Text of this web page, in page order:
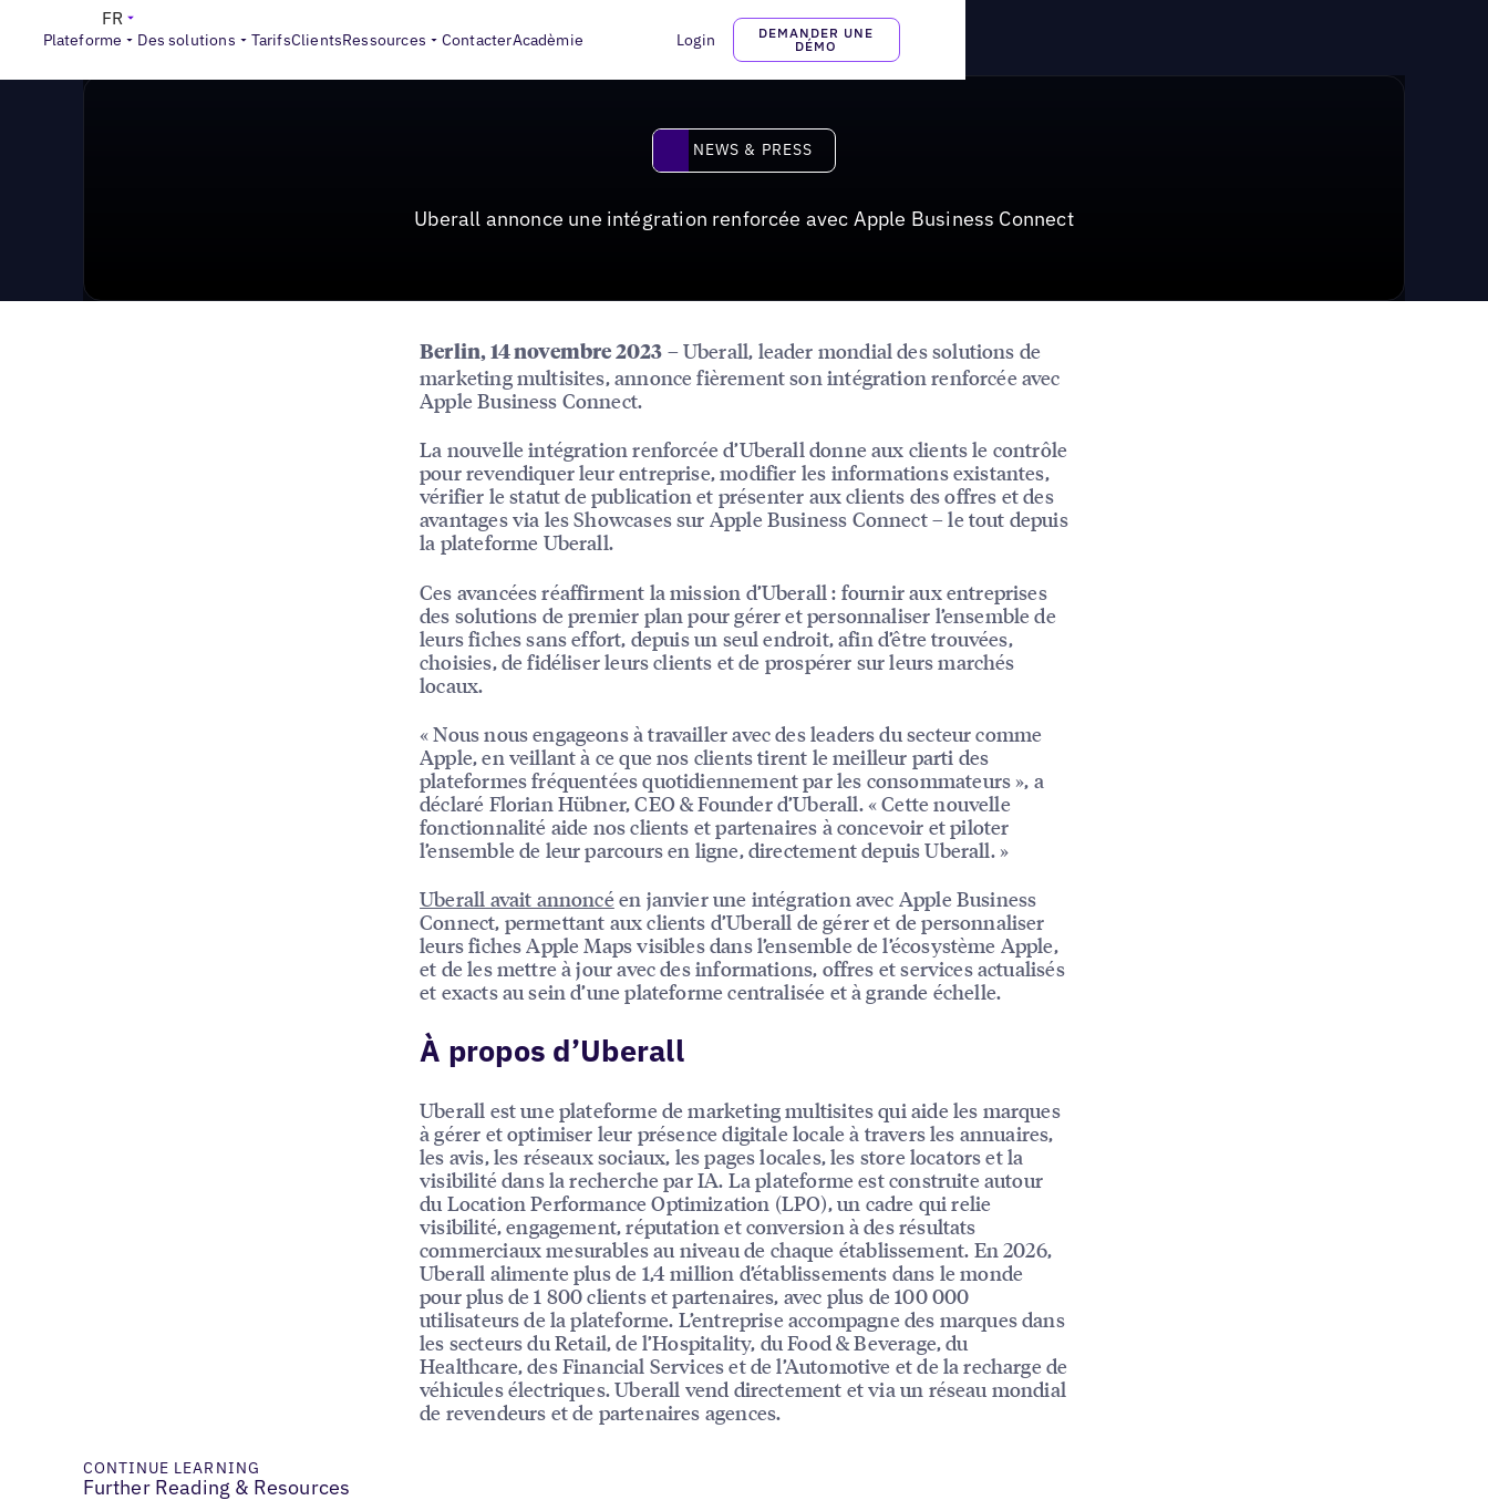
Plateforme Des solutions TarifsClientsRessources ContacterAcadèmie Login
DEMANDER UNE
DÉMO
FR
News & Press Uberall annonce une intégration renforcée avec Apple Business Connect
News & Press
NEWS & PRESS
Uberall annonce une intégration renforcée avec Apple Business Connect
Berlin, 14 novembre 2023 – Uberall, leader mondial des solutions de
marketing multisites, annonce fièrement son intégration renforcée avec
Apple Business Connect.
La nouvelle intégration renforcée d’Uberall donne aux clients le contrôle
pour revendiquer leur entreprise, modifier les informations existantes,
vérifier le statut de publication et présenter aux clients des offres et des
avantages via les Showcases sur Apple Business Connect – le tout depuis
la plateforme Uberall.
Ces avancées réaffirment la mission d’Uberall : fournir aux entreprises
des solutions de premier plan pour gérer et personnaliser l’ensemble de
leurs fiches sans effort, depuis un seul endroit, afin d’être trouvées,
choisies, de fidéliser leurs clients et de prospérer sur leurs marchés
locaux.
« Nous nous engageons à travailler avec des leaders du secteur comme
Apple, en veillant à ce que nos clients tirent le meilleur parti des
plateformes fréquentées quotidiennement par les consommateurs », a
déclaré Florian Hübner, CEO & Founder d’Uberall. « Cette nouvelle
fonctionnalité aide nos clients et partenaires à concevoir et piloter
l’ensemble de leur parcours en ligne, directement depuis Uberall. »
Uberall avait annoncé en janvier une intégration avec Apple Business
Connect, permettant aux clients d’Uberall de gérer et de personnaliser
leurs fiches Apple Maps visibles dans l’ensemble de l’écosystème Apple,
et de les mettre à jour avec des informations, offres et services actualisés
et exacts au sein d’une plateforme centralisée et à grande échelle.
À propos d’Uberall
Uberall est une plateforme de marketing multisites qui aide les marques
à gérer et optimiser leur présence digitale locale à travers les annuaires,
les avis, les réseaux sociaux, les pages locales, les store locators et la
visibilité dans la recherche par IA. La plateforme est construite autour
du Location Performance Optimization (LPO), un cadre qui relie
visibilité, engagement, réputation et conversion à des résultats
commerciaux mesurables au niveau de chaque établissement. En 2026,
Uberall alimente plus de 1,4 million d’établissements dans le monde
pour plus de 1 800 clients et partenaires, avec plus de 100 000
utilisateurs de la plateforme. L’entreprise accompagne des marques dans
les secteurs du Retail, de l’Hospitality, du Food & Beverage, du
Healthcare, des Financial Services et de l’Automotive et de la recharge de
véhicules électriques. Uberall vend directement et via un réseau mondial
de revendeurs et de partenaires agences.
CONTINUE LEARNING
Further Reading & Resources